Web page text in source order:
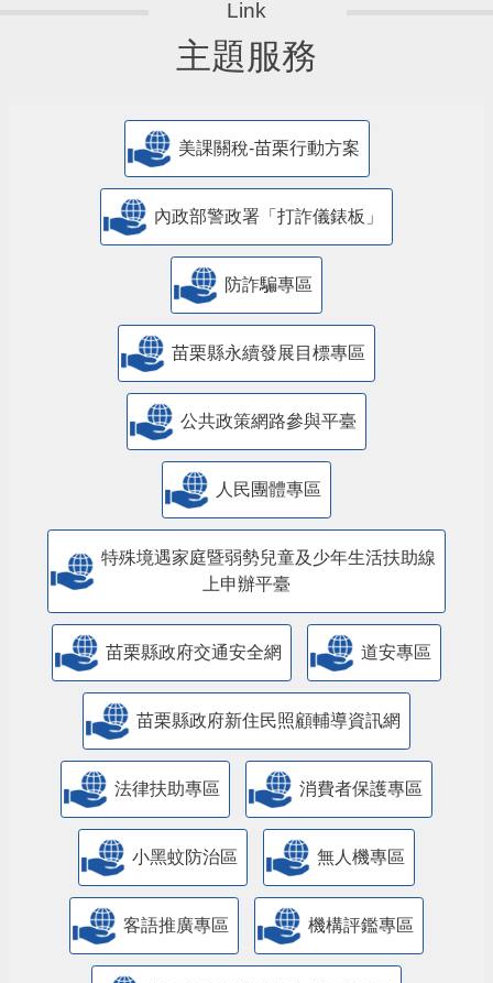
主題服務
美課關稅-苗栗行動方案
內政部警政署「打詐儀錶板」
防詐騙專區
苗栗縣永續發展目標專區
公共政策網路參與平臺
人民團體專區
特殊境遇家庭暨弱勢兒童及少年生活扶助線
上申辦平臺
苗栗縣政府交通安全網 道安專區
苗栗縣政府新住民照顧輔導資訊網
法律扶助專區 消費者保護專區
小黑蚊防治區 無人機專區
客語推廣專區 機構評鑑專區